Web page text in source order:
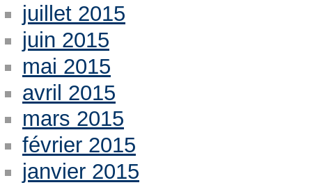
juillet 2015
juin 2015
mai 2015
avril 2015
mars 2015
février 2015
janvier 2015